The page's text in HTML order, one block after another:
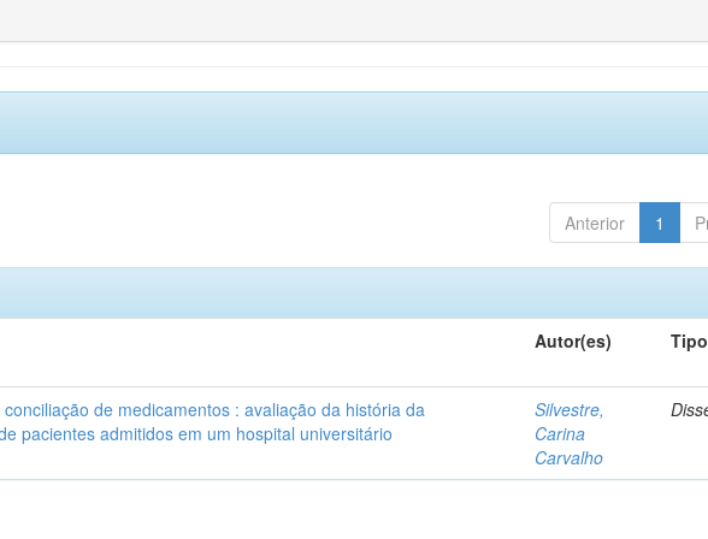
Anterior 1
Autor(es) Tipo
de medicamentos : avaliação da história da
pacientes admitidos em um hospital universitário
Silvestre,
Carina
Carvalho